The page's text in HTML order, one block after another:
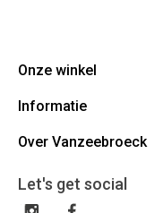
Onze winkel
Vanzeebroeck Motors
1600 Sint-Pieters-Leeuw
023316022
BE0425198510
Informatie
Bestelling annuleren
Algemene voorwaarden
Over Vanzeebroeck
Cadeaubon
Verzenden & Retourneren
Let's get social